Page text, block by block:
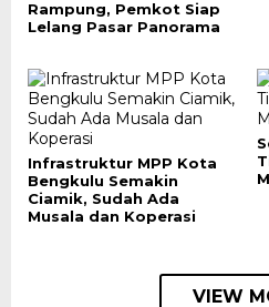
Rampung, Pemkot Siap
Lelang Pasar Panorama
Infrastruktur MPP Kota
Bengkulu Semakin
Ciamik, Sudah Ada
Musala dan Koperasi
VIEW